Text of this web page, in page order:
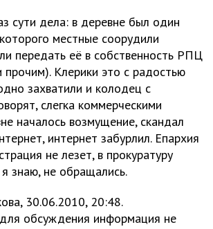
сути дела: в деревне был один
местные соорудили
передать её в собственность РПЦ
прочим). Клерики это с радостью
захватили и колодец с
слегка коммерческими
началось возмущение, скандал
интернет забурлил. Епархия
не лезет, в прокуратуру
я знаю, не обращались.
30.06.2010, 20:48.
обсуждения информация не